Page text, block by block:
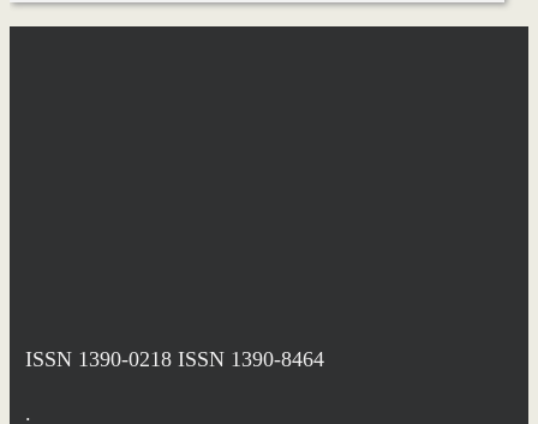
ISSN 1390-0218 ISSN 1390-8464
.